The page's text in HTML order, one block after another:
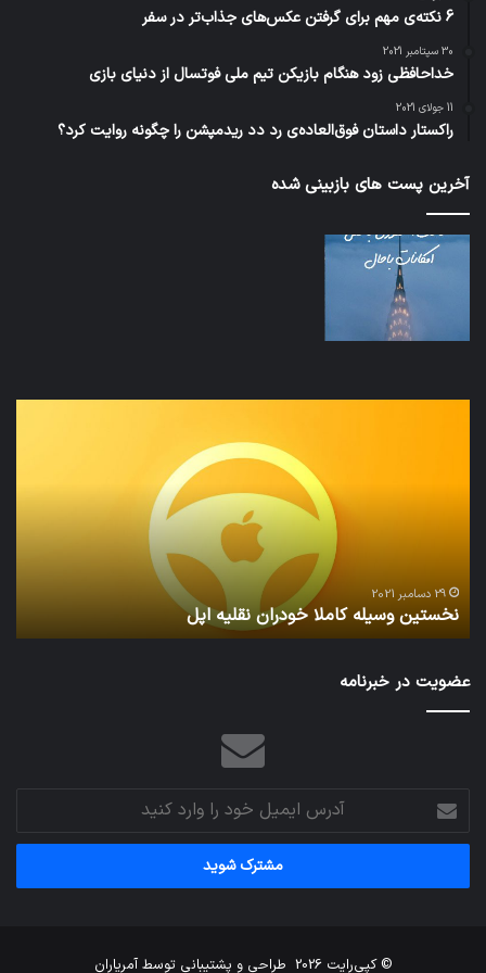
6 نکته‌ی مهم برای گرفتن عکس‌های جذاب‌تر در سفر
30 سپتامبر 2021
خداحافظی زود هنگام بازیکن تیم ملی فوتسال از دنیای بازی
11 جولای 2021
راکستار داستان فوق‌العاده‌ی رد دد ریدمپشن را چگونه روایت کرد؟
آخرین پست های بازبینی شده
29 دسامبر 2021
نخستین وسیله کاملا خودران نقلیه اپل
عضویت در خبرنامه
آدرس
ایمیل
خود
وارد
© کپی‌رایت 2026 طراحی و پشتیبانی توسطآمریاران